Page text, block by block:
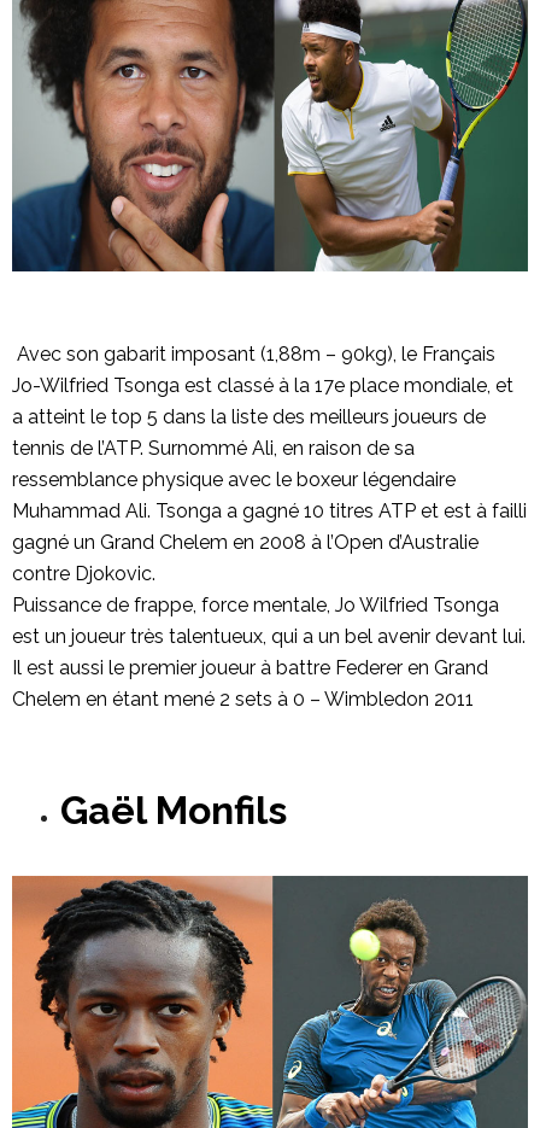
Avec son gabarit imposant (1,88m – 90kg), le Français
Jo-Wilfried Tsonga est classé à la 17e place mondiale, et
a atteint le top 5 dans la liste des meilleurs joueurs de
tennis de l’ATP. Surnommé Ali, en raison de sa
ressemblance physique avec le boxeur légendaire
Muhammad Ali. Tsonga a gagné 10 titres ATP et est à failli
gagné un Grand Chelem en 2008 à l’Open d’Australie
contre Djokovic.
Puissance de frappe, force mentale, Jo Wilfried Tsonga
est un joueur très talentueux, qui a un bel avenir devant lui.
Il est aussi le premier joueur à battre Federer en Grand
Chelem en étant mené 2 sets à 0 – Wimbledon 2011
Gaël Monfils